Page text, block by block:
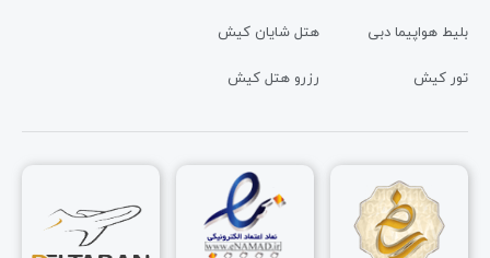
بلیط هواپیما دبی
تور کیش
هتل شایان کیش
رزرو هتل کیش